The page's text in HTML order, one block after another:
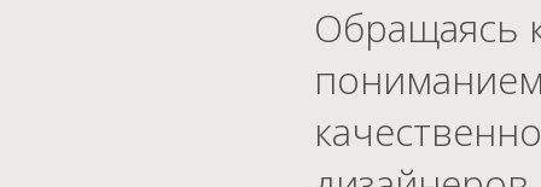
Обращаясь